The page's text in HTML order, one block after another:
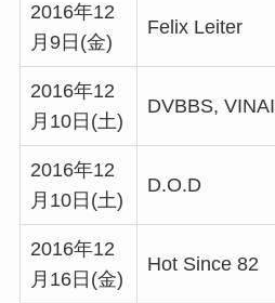
2016年12
月9日(金)
Felix Leiter
2016年12
月10日(土)
DVBBS, VINAI
2016年12
月10日(土)
D.O.D
2016年12
月16日(金)
Hot Since 82